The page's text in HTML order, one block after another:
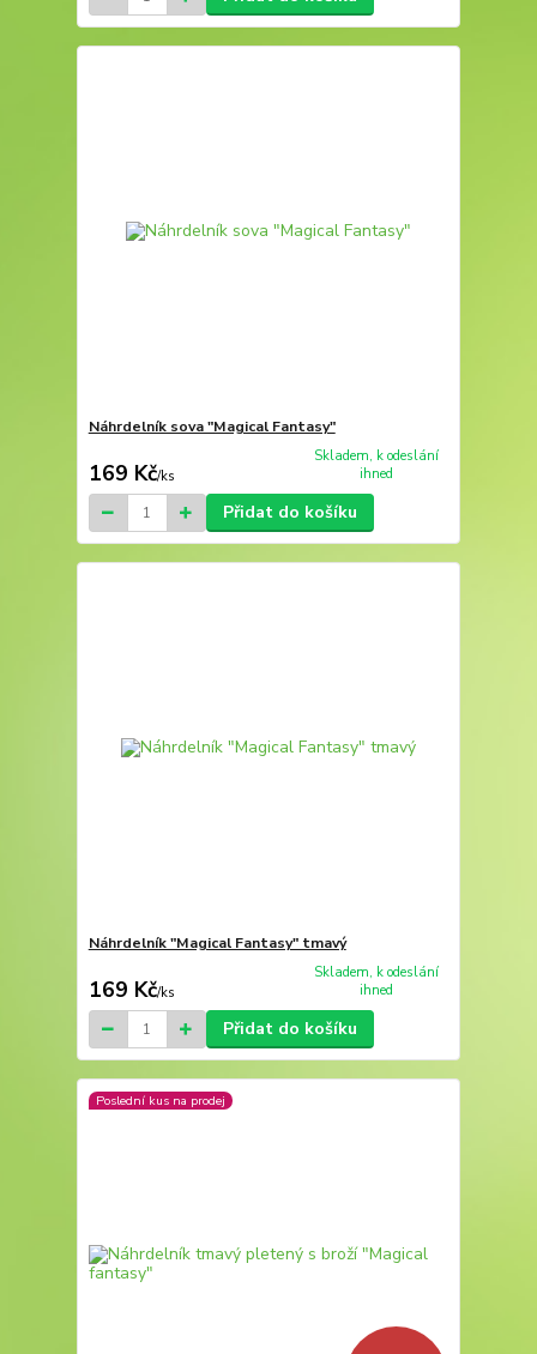
Náhrdelník sova "Magical Fantasy"
169 Kč/ks
Skladem, k odeslání
ihned
Přidat do košíku
Náhrdelník "Magical Fantasy" tmavý
169 Kč/ks
Skladem, k odeslání
ihned
Přidat do košíku
Poslední kus na prodej